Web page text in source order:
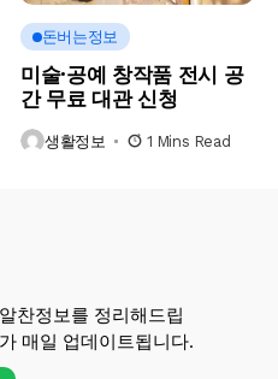
돈버는정보
미술·공예 창작품 전시 공
간 무료 대관 신청
생활정보 1 Mins Read
찬정보를 정리해드립
매일 업데이트됩니다.